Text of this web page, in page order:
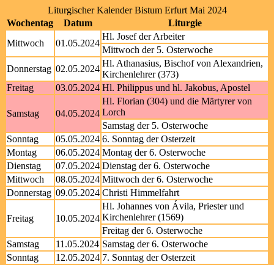
Liturgischer Kalender Bistum Erfurt Mai 2024
Wochentag
Datum
Liturgie
Mittwoch
01.05.2024
Hl. Josef der Arbeiter
Mittwoch der 5. Osterwoche
Donnerstag 02.05.2024
Hl. Athanasius, Bischof von Alexandrien,
Kirchenlehrer (373)
Freitag
03.05.2024 Hl. Philippus und hl. Jakobus, Apostel
Samstag 04.05.2024
Hl. Florian (304) und die Märtyrer von
Lorch
Samstag der 5. Osterwoche
Sonntag
05.05.2024 6. Sonntag der Osterzeit
Montag
06.05.2024 Montag der 6. Osterwoche
Dienstag
07.05.2024 Dienstag der 6. Osterwoche
Mittwoch
08.05.2024 Mittwoch der 6. Osterwoche
Donnerstag 09.05.2024 Christi Himmelfahrt
Freitag 10.05.2024
Hl. Johannes von Ávila, Priester und
Kirchenlehrer (1569)
Freitag der 6. Osterwoche
Samstag
11.05.2024 Samstag der 6. Osterwoche
Sonntag
12.05.2024 7. Sonntag der Osterzeit